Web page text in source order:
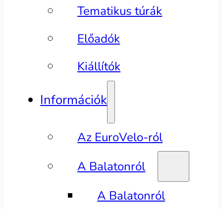
Tematikus túrák
Előadók
Kiállítók
Információk
Az EuroVelo-ról
A Balatonról
A Balatonról